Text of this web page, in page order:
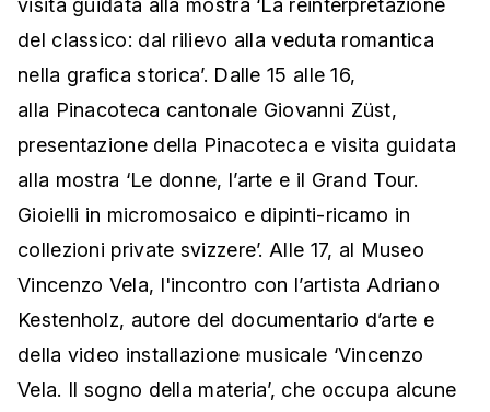
visita guidata alla mostra ‘La reinterpretazione
del classico: dal rilievo alla veduta romantica
nella grafica storica’. Dalle 15 alle 16,
alla Pinacoteca cantonale Giovanni Züst,
presentazione della Pinacoteca e visita guidata
alla mostra ‘Le donne, l’arte e il Grand Tour.
Gioielli in micromosaico e dipinti-ricamo in
collezioni private svizzere’. Alle 17, al Museo
Vincenzo Vela, l'incontro con l’artista Adriano
Kestenholz, autore del documentario d’arte e
della video installazione musicale ‘Vincenzo
Vela. Il sogno della materia’, che occupa alcune